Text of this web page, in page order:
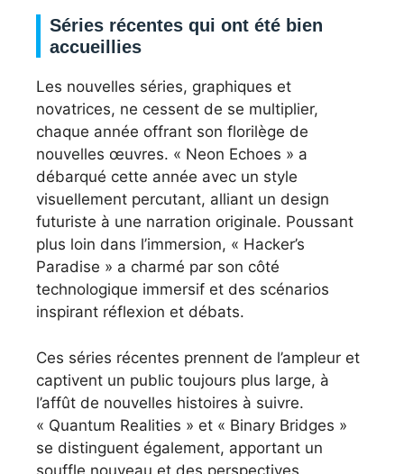
Séries récentes qui ont été bien
accueillies
Les nouvelles séries, graphiques et
novatrices, ne cessent de se multiplier,
chaque année offrant son florilège de
nouvelles œuvres. « Neon Echoes » a
débarqué cette année avec un style
visuellement percutant, alliant un design
futuriste à une narration originale. Poussant
plus loin dans l’immersion, « Hacker’s
Paradise » a charmé par son côté
technologique immersif et des scénarios
inspirant réflexion et débats.
Ces séries récentes prennent de l’ampleur et
captivent un public toujours plus large, à
l’affût de nouvelles histoires à suivre.
« Quantum Realities » et « Binary Bridges »
se distinguent également, apportant un
souffle nouveau et des perspectives